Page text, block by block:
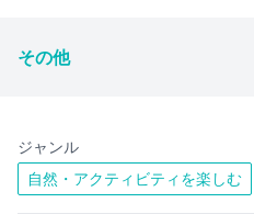
その他
ジャンル
自然・アクティビティを楽しむ